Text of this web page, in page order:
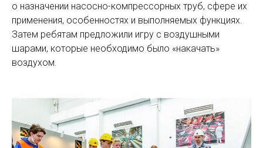
о назначении насосно-компрессорных труб, сфере их
применения, особенностях и выполняемых функциях.
Затем ребятам предложили игру с воздушными
шарами, которые необходимо было «накачать»
воздухом.